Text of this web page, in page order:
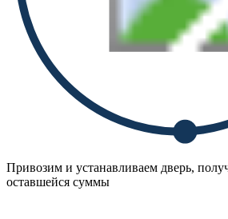
Привозим и устанавливаем дверь,
оставшейся суммы